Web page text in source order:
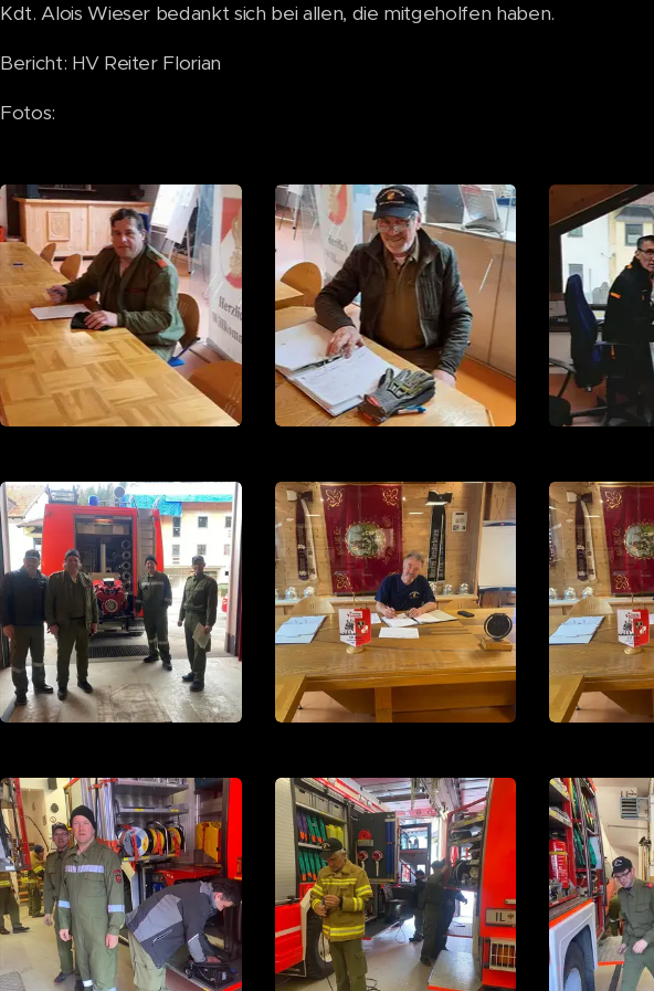
Kdt. Alois Wieser bedankt sich bei allen, die mitgeholfen haben.
Bericht: HV Reiter Florian
Fotos: